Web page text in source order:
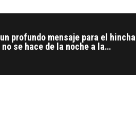
profundo mensaje para el hincha
no se hace de la noche a la